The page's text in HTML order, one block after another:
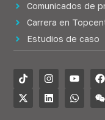
Comunicados de
Carrera en
Estudios de caso